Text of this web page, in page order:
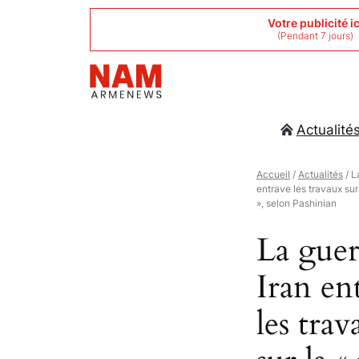
Votre publicité
(Pendant 7 jours)
Actualités
Accueil / Actualités /
entrave les travaux
», selon Pashinian
La
Iran
les